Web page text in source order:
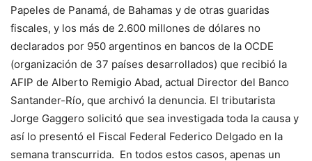
Papeles de Panamá, de Bahamas y de otras guaridas
fiscales, y los más de 2.600 millones de dólares no
declarados por 950 argentinos en bancos de la OCDE
(organización de 37 países desarrollados) que recibió la
AFIP de Alberto Remigio Abad, actual Director del Banco
Santander-Río, que archivó la denuncia. El tributarista
Jorge Gaggero solicitó que sea investigada toda la causa y
así lo presentó el Fiscal Federal Federico Delgado en la
semana transcurrida. En todos estos casos, apenas un